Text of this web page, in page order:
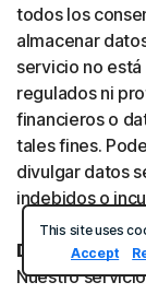
todos los
almacenar
servicio no está
regulados ni
financieros o
tales fines.
divulgar datos
indebidos o
Dark Web
Nuestro
This site uses
Accept